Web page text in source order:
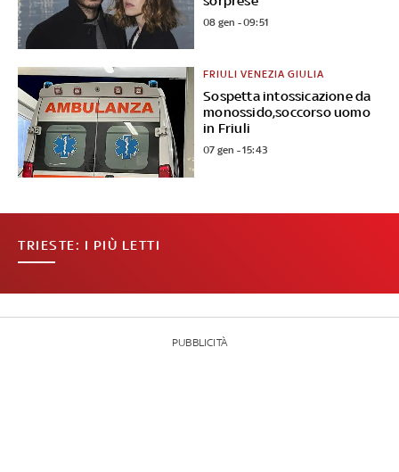
08 gen - 09:51
Sospetta intossicazione da
monossido,soccorso uomo
in Friuli
FRIULI VENEZIA GIULIA
07 gen - 15:43
TRIESTE: I PIÙ LETTI
PUBBLICITÀ